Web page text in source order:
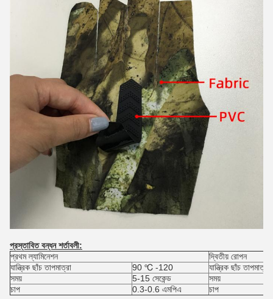
প্রস্তাবিত বন্ধন শর্তাবলী:
প্রথম ল্যামিনেশন
দ্বিতীয় রোপন
যান্ত্রিক ছাঁচ তাপমাত্রা
90 ℃ -120
যান্ত্রিক ছাঁচ তাপমাত্রা
সময়
5-15 সেকেন্ড
সময়
চাপ
0.3-0.6 এমপিএ চাপ